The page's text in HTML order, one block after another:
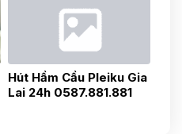
0788418181
Hút Hầm Cầu Pleiku Gia
Lai 24h 0587.881.881